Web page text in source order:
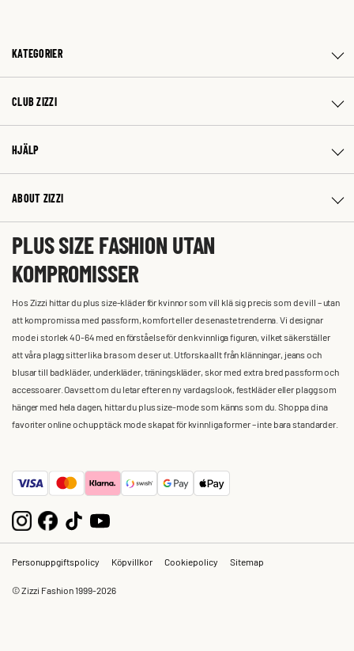
KATEGORIER
CLUB ZIZZI
HJÄLP
ABOUT ZIZZI
PLUS SIZE FASHION UTAN
KOMPROMISSER
Hos Zizzi hittar du plus size-kläder för kvinnor som vill klä sig precis som de vill – utan
att kompromissa med passform, komfort eller de senaste trenderna. Vi designar
mode i storlek 40-64 med en förståelse för den kvinnliga figuren, vilket säkerställer
att våra plagg sitter lika bra som de ser ut. Utforska allt från klänningar, jeans och
blusar till badkläder, underkläder, träningskläder, skor med extra bred passform och
accessoarer. Oavsett om du letar efter en ny vardagslook, festkläder eller plagg som
hänger med hela dagen, hittar du plus size-mode som känns som du. Shoppa dina
favoriter online och upptäck mode skapat för kvinnliga former – inte bara standarder.
Personuppgiftspolicy Köpvillkor Cookiepolicy Sitemap
© Zizzi Fashion 1999-2026